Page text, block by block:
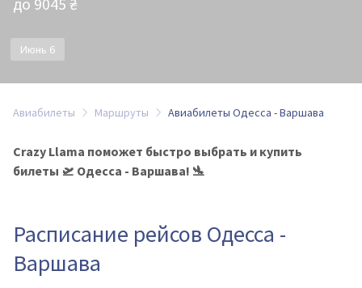
Июнь 6
Авиабилеты Маршруты Авиабилеты Одесса - Варшава
Crazy Llama поможет быстро выбрать и купить
билеты 🛫 Одесса - Варшава! 🛬
Расписание рейсов Одесса -
Варшава